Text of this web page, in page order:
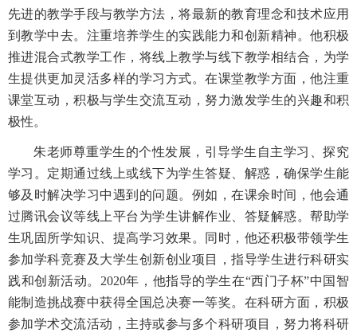
先进的教学手段与教学方法，将最新的教育理念和技术应用
到教学中去。注重培养学生的实践能力和创新精神。他积极
推进混合式教学工作，将线上教学与线下教学相结合，为学
生提供更加灵活多样的学习方式。在课堂教学方面，他注重
课堂互动，积极与学生交流互动，努力激发学生的兴趣和积
极性。
朱老师尊重学生的个性发展，引导学生自主学习、探究
学习。定期通过线上或线下为学生答疑、解惑，确保学生能
够及时解决学习中遇到的问题。例如，在课余时间，他会通
过腾讯会议等线上平台为学生讲解作业、答疑解惑。帮助学
生巩固所学知识、提高学习效果。同时，他还积极带领学生
参加学科竞赛及大学生创新创业项目，指导学生进行科研实
践和创新活动。2020年，他指导的学生在“西门子杯”中国智
能制造挑战赛中获得全国总决赛一等奖。在科研方面，积极
参加学术交流活动，主持或参与多个科研项目，努力将科研